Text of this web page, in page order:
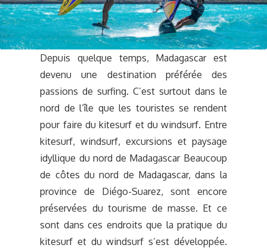
Depuis quelque temps, Madagascar est
devenu une destination préférée des
passions de surfing. C’est surtout dans le
nord de l’île que les touristes se rendent
pour faire du kitesurf et du windsurf. Entre
kitesurf, windsurf, excursions et paysage
idyllique du nord de Madagascar Beaucoup
de côtes du nord de Madagascar, dans la
province de Diégo-Suarez, sont encore
préservées du tourisme de masse. Et ce
sont dans ces endroits que la pratique du
kitesurf et du windsurf s’est développée.